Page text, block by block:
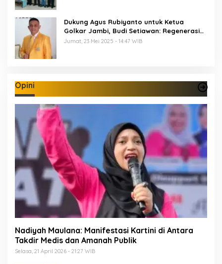
Dukung Agus Rubiyanto untuk Ketua
Golkar Jambi, Budi Setiawan: Regenerasi
Kepemimpinan Wajib Berjalan
Jumat, 23 Mei 2025 - 14:47 WIB
Opini
Nadiyah Maulana: Manifestasi Kartini di Antara
Takdir Medis dan Amanah Publik
Selasa, 21 April 2026 - 21:27 WIB